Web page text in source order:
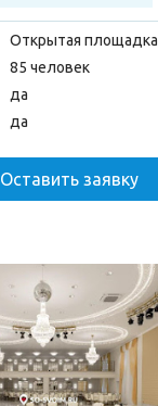
Открытая площадка
85 человек
да
да
Оставить заявку